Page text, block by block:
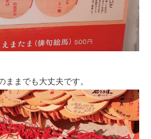
までも大丈夫です。